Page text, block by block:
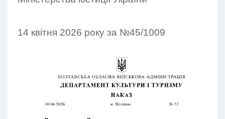
14 квітня 2026 року за №45/1009